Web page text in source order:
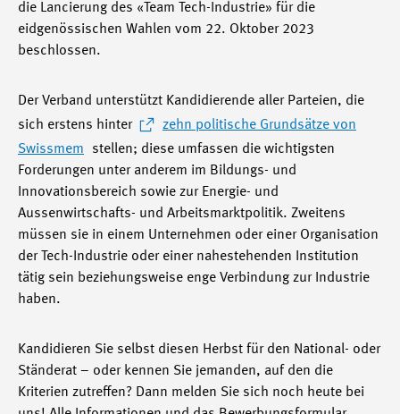
die Lancierung des «Team Tech-Industrie» für die
eidgenössischen Wahlen vom 22. Oktober 2023
beschlossen.
Der Verband unterstützt Kandidierende aller Parteien, die
sich erstens hinter
zehn politische Grundsätze von
Swissmem
stellen; diese umfassen die wichtigsten
Forderungen unter anderem im Bildungs- und
Innovationsbereich sowie zur Energie- und
Aussenwirtschafts- und Arbeitsmarktpolitik. Zweitens
müssen sie in einem Unternehmen oder einer Organisation
der Tech-Industrie oder einer nahestehenden Institution
tätig sein beziehungsweise enge Verbindung zur Industrie
haben.
Kandidieren Sie selbst diesen Herbst für den National- oder
Ständerat – oder kennen Sie jemanden, auf den die
Kriterien zutreffen? Dann melden Sie sich noch heute bei